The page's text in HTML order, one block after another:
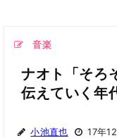
音楽
ナオト「そろ
伝えていく年
小池直也 17年